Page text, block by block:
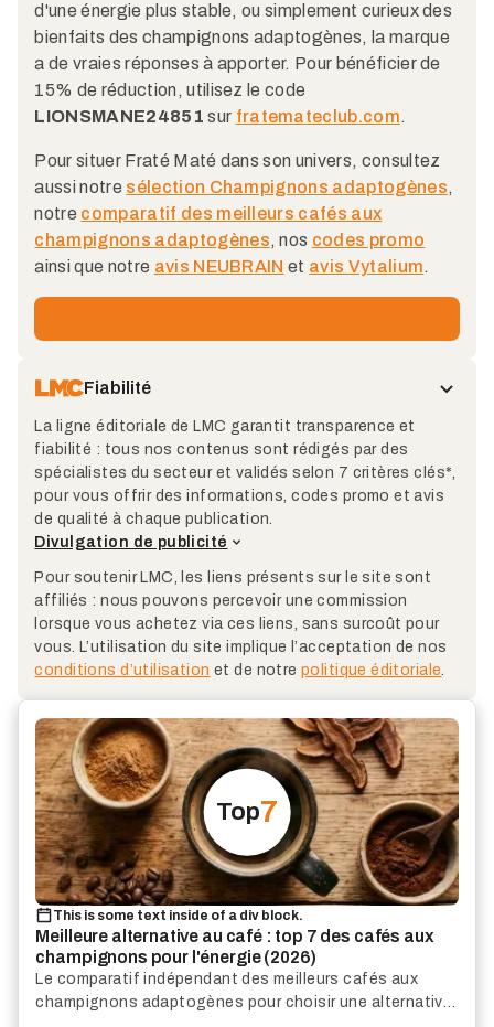
d'une énergie plus stable, ou simplement curieux des
bienfaits des champignons adaptogènes, la marque
a de vraies réponses à apporter. Pour bénéficier de
15% de réduction, utilisez le code
LIONSMANE24851 sur fratemateclub.com.
Pour situer Fraté Maté dans son univers, consultez
aussi notre sélection Champignons adaptogènes,
notre comparatif des meilleurs cafés aux
champignons adaptogènes, nos codes promo
ainsi que notre avis NEUBRAIN et avis Vytalium.
Fiabilité
La ligne éditoriale de LMC garantit transparence et
fiabilité : tous nos contenus sont rédigés par des
spécialistes du secteur et validés selon 7 critères clés*,
pour vous offrir des informations, codes promo et avis
de qualité à chaque publication.
Divulgation de publicité
Pour soutenir LMC, les liens présents sur le site sont
affiliés : nous pouvons percevoir une commission
lorsque vous achetez via ces liens, sans surcoût pour
vous. L’utilisation du site implique l’acceptation de nos
conditions d’utilisation et de notrepolitique éditoriale.
Top7
This is some text inside of a div block.
Meilleure alternative au café : top 7 des cafés aux
champignons pour l'énergie (2026)
Le comparatif indépendant des meilleurs cafés aux
champignons adaptogènes pour choisir une alternative